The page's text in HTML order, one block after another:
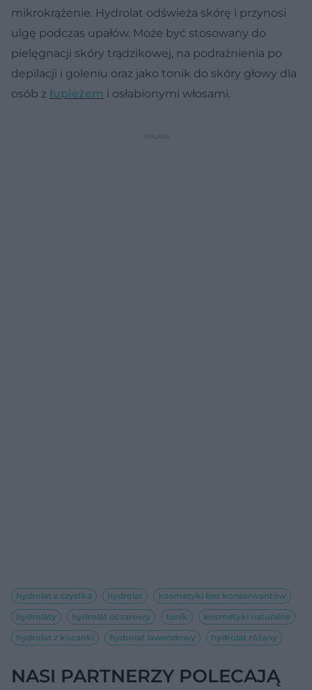
mikrokrążenie. Hydrolat odświeża skórę i przynosi
ulgę podczas upałów. Może być stosowany do
pielęgnacji skóry trądzikowej, na podrażnienia po
depilacji i goleniu oraz jako tonik do skóry głowy dla
osób z łupieżem i osłabionymi włosami.
hydrolat z czystka hydrolat
kosmetyki bez konserwantów
hydrolaty
hydrolat oczarowy tonik
kosmetyki naturalne
hydrolat z kocanki
hydrolat lawendowy hydrolat różany
NASI PARTNERZY POLECAJĄ